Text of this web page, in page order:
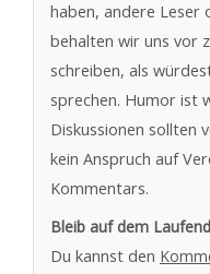
haben, andere Leser
behalten wir uns vor
schreiben, als
sprechen. Humor ist
Diskussionen sollten
kein Anspruch auf
Kommentars.
Bleib auf dem
Du kannst den